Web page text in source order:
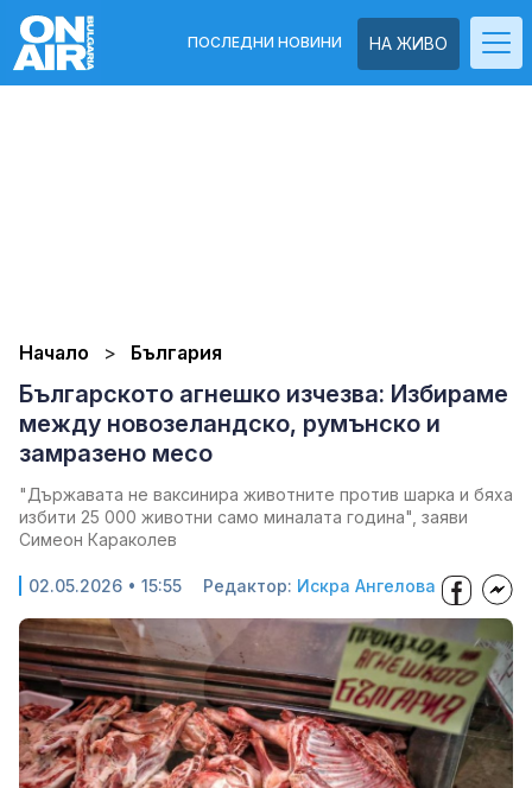
НА ЖИВО
ПОСЛЕДНИ НОВИНИ
Начало България
Българското агнешко изчезва: Избираме
между новозеландско, румънско и
замразено месо
"Държавата не ваксинира животните против шарка и бяха
избити 25 000 животни само миналата година", заяви
Симеон Караколев
02.05.2026 • 15:55 Редактор: Искра Ангелова